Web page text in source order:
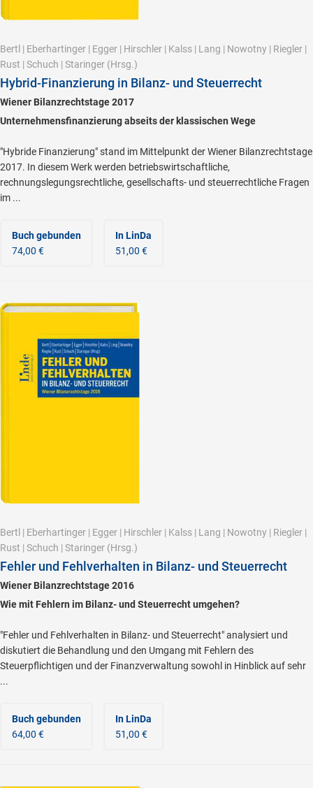
Bertl | Eberhartinger | Egger | Hirschler | Kalss | Lang | Nowotny | Riegler |
Rust | Schuch | Staringer (Hrsg.)
Hybrid-Finanzierung in Bilanz- und Steuerrecht
Wiener Bilanzrechtstage 2017
Unternehmensfinanzierung abseits der klassischen Wege
"Hybride Finanzierung" stand im Mittelpunkt der Wiener Bilanzrechtstage
2017. In diesem Werk werden betriebswirtschaftliche,
rechnungslegungsrechtliche, gesellschafts- und steuerrechtliche Fragen
im ...
Buch gebunden
74,00 €
In LinDa
51,00 €
Bertl | Eberhartinger | Egger | Hirschler | Kalss | Lang | Nowotny | Riegler |
Rust | Schuch | Staringer (Hrsg.)
Fehler und Fehlverhalten in Bilanz- und Steuerrecht
Wiener Bilanzrechtstage 2016
Wie mit Fehlern im Bilanz- und Steuerrecht umgehen?
"Fehler und Fehlverhalten in Bilanz- und Steuerrecht" analysiert und
diskutiert die Behandlung und den Umgang mit Fehlern des
Steuerpflichtigen und der Finanzverwaltung sowohl in Hinblick auf sehr
...
Buch gebunden
64,00 €
In LinDa
51,00 €